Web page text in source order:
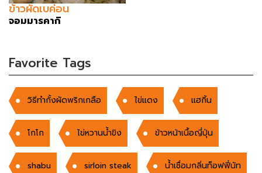
ข้าวผัดเบค่อน
จอมมารคากิ
Favorite Tags
วิธีทำกั้งผัดพริกเกลือ ไข่แดง แฮกิ้น
โกโก ไข่หวานน้ำขิง ข้าวหน้าเนื้อญี่ปุ่น
shabu sirloin steak น้ำเชื่อมกลิ่นท็อฟฟี่นัท